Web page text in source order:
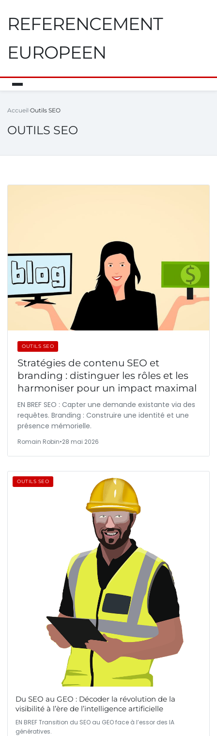
REFERENCEMENT
EUROPEEN
Accueil Outils SEO
OUTILS SEO
OUTILS SEO
Stratégies de contenu SEO et
branding : distinguer les rôles et les
harmoniser pour un impact maximal
EN BREF SEO : Capter une demande existante via des
requêtes. Branding : Construire une identité et une
présence mémorielle.
Romain Robin•28 mai 2026
OUTILS SEO
Du SEO au GEO : Décoder la révolution de la
visibilité à l’ère de l’intelligence artificielle
EN BREF Transition du SEO au GEO face à l’essor des IA
génératives.